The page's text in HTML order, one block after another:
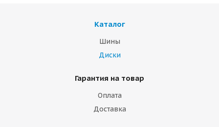
Каталог
Шины
Диски
Гарантия на товар
Оплата
Доставка